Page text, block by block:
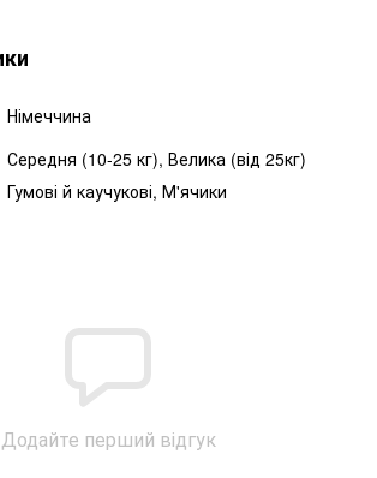
Німеччина
Середня (10-25 кг), Велика (від 25кг)
Гумові й каучукові, М'ячики
Додайте перший відгук